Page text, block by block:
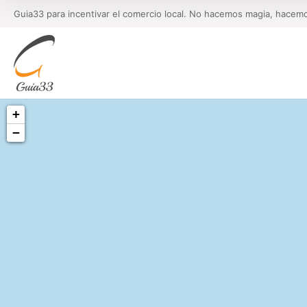
Guia33 para incentivar el comercio local. No hacemos magia,
+
−